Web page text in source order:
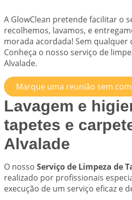
A GlowClean pretende facilitar o
recolhemos, lavamos, e
morada acordada! Sem qualquer
Conheça o nosso serviço de
Alvalade.
Marque uma reunião sem
Lavagem e
tapetes e
Alvalade
O nosso Serviço de Limpeza de
realizado por profissionais
execução de um serviço eficaz e